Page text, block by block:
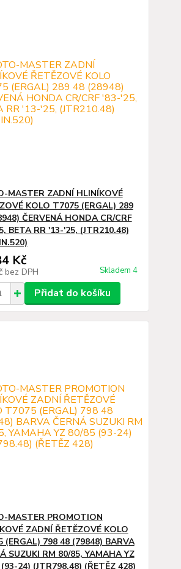
MASTER ZADNÍ HLINÍKOVÉ
KOLO T7075 (ERGAL) 289
ČERVENÁ HONDA CR/CRF
BETA RR '13-'25, (JTR210.48)
Kč
bez DPH Skladem 4
Přidat do košíku
MASTER PROMOTION
ZADNÍ ŘETĚZOVÉ KOLO
(ERGAL) 798 48 (79848) BARVA
SUZUKI RM 80/85, YAMAHA YZ
24) (JTR798.48) (ŘETĚZ 428)